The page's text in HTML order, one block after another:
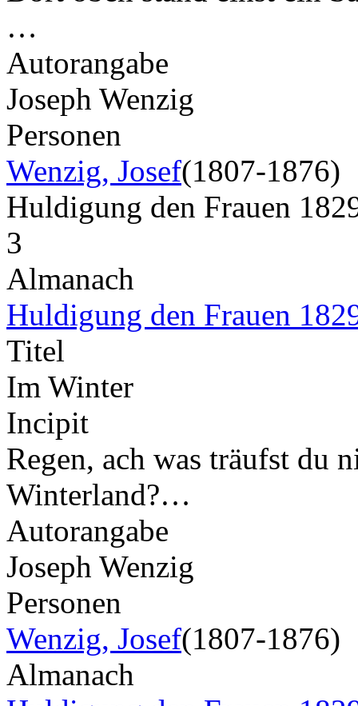
…
Autorangabe
Joseph Wenzig
Personen
Wenzig, Josef(1807-1876)
Huldigung den Frauen
3
Almanach
Huldigung den Frauen
Titel
Im Winter
Incipit
Regen, ach was träufst du
Winterland?…
Autorangabe
Joseph Wenzig
Personen
Wenzig, Josef(1807-1876)
Almanach